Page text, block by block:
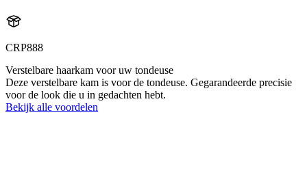
CRP888
Verstelbare haarkam voor uw tondeuse
Deze verstelbare kam is voor de tondeuse. Gegarandeerde precisie
voor de look die u in gedachten hebt.
Bekijk alle voordelen